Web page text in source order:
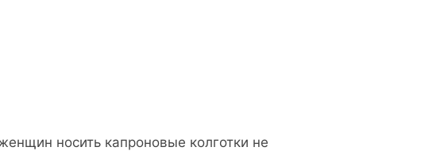
носить капроновые колготки не